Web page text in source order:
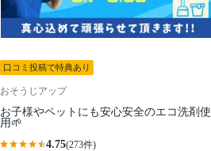
口コミ投稿で特典あり
おそうじアップ
お子様やペットにも安心安全のエコ洗剤使
用🌱
4.75(273件)